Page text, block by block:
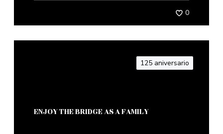
0
125 aniversario
ENJOY THE BRIDGE AS A FAMILY